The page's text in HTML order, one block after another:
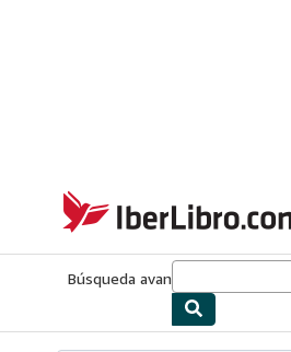
IberLibro.com
Búsqueda avanzada